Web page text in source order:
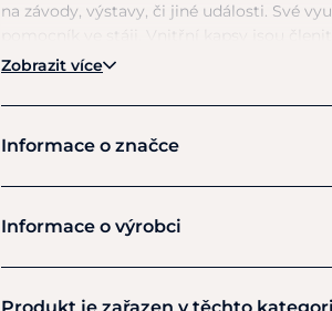
na závody, výstavy, či jiné události. Své
vybavení ke koním, ale
panel je vyztužený a dodává tak
Celkový vzhled doplňuje
Zobrazit více
Informace o značce
Informace o výrobci